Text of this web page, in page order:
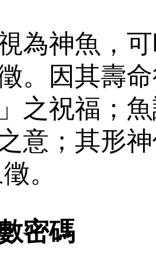
為神魚，
。因其壽
之祝福；
意；其形神
。
密碼